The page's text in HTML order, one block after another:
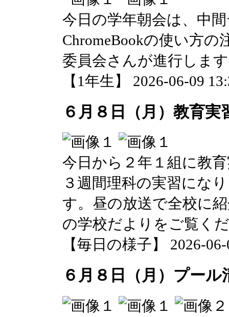
今日の学年朝会は、中
ChromeBookの使い方
委員会さんが進行しま
【1年生】 2026-06-09
６月８日（月）教育
今日から２年１組に教
３週間理科の実習にな
す。昼の放送で全校に
の学校だよりをご覧く
【毎日の様子】 2026-
６月８日（月）プール